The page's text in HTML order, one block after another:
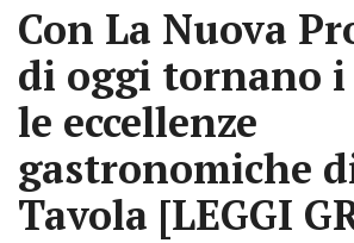
Con La Nuova
di oggi tornano i
le eccellenze
gastronomiche
Tavola [LEGGI